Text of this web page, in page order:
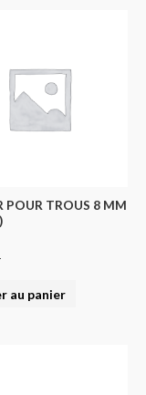
POUR TROUS 8 MM
au panier